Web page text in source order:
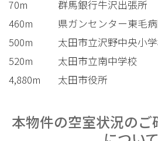
70m
群馬銀行牛沢出張所
460m
県ガンセンター東毛
500m
太田市立沢野中央小
520m
太田市立南中学校
4,880m
太田市役所
本物件の空室状況の